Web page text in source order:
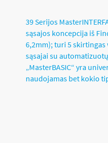
39 Serijos
sąsajos koncepcija iš
6,2mm); turi 5
sąsajai su
„MasterBASIC“ yra
naudojamas bet kokio